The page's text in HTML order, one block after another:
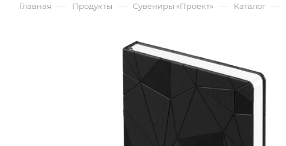
Главная — Продукты — Сувениры «Проект» — Каталог —